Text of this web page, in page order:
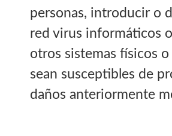
personas, introducir o
red virus informáticos
otros sistemas físicos
sean susceptibles de
daños anteriormente